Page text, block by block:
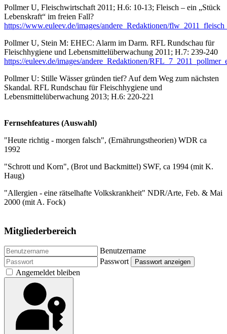
Pollmer U, Fleischwirtschaft 2011; H.6: 10-13; Fleisch – ein „Stück
Lebenskraft“ im freien Fall?
https://www.euleev.de/images/andere_Redaktionen/
Pollmer U, Stein M: EHEC: Alarm im Darm. RFL Rundschau für
Fleischhygiene und Lebensmittelüberwachung 2011; H.7: 239-240
https://euleev.de/images/andere_Redaktionen/
Pollmer U: Stille Wässer gründen tief? Auf dem Weg zum nächsten
Skandal. RFL Rundschau für Fleischhygiene und
Lebensmittelüberwachung 2013; H.6: 220-221
Fernsehfeatures (Auswahl)
"Heute richtig - morgen falsch", (Ernährungstheorien) WDR ca
1992
"Schrott und Korn", (Brot und Backmittel) SWF, ca 1994 (mit K.
Haug)
"Allergien - eine rätselhafte Volkskrankheit" NDR/Arte, Feb. & Mai
2000 (mit A. Fock)
Mitgliederbereich
Benutzername
Passwort
Passwort anzeigen
Angemeldet bleiben